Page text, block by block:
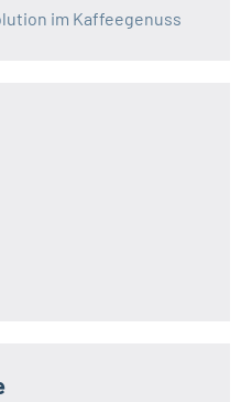
im Kaffeegenuss